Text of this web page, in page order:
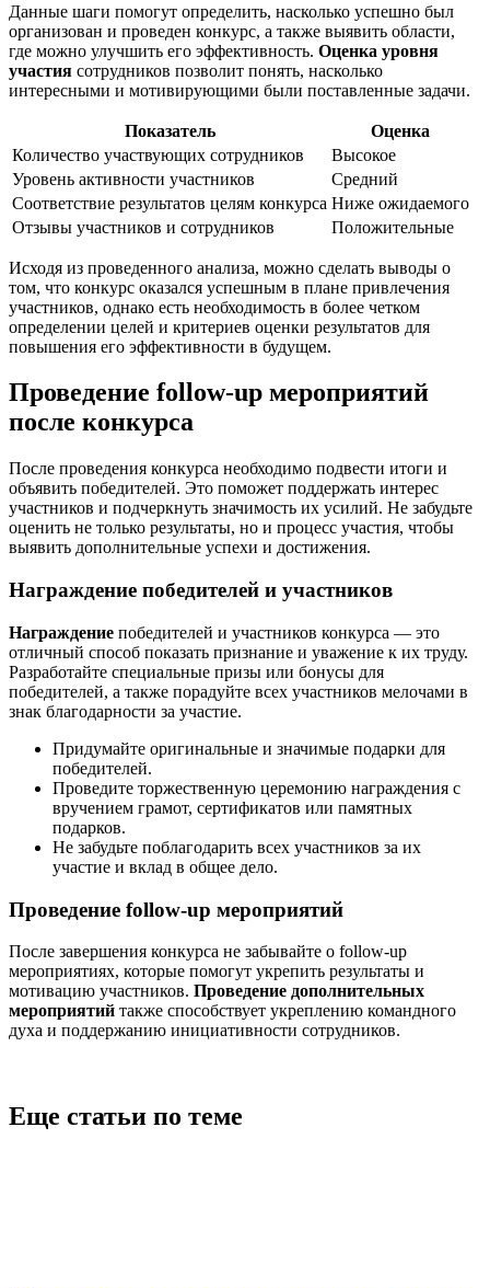
Данные шаги помогут определить, насколько успешно был
организован и проведен конкурс, а также выявить области,
где можно улучшить его эффективность. Оценка уровня
участия сотрудников позволит понять, насколько
интересными и мотивирующими были поставленные задачи.
Показатель
Оценка
Количество участвующих сотрудников
Высокое
Уровень активности участников
Средний
Соответствие результатов целям конкурса Ниже ожидаемого
Отзывы участников и сотрудников
Положительные
Исходя из проведенного анализа, можно сделать выводы о
том, что конкурс оказался успешным в плане привлечения
участников, однако есть необходимость в более четком
определении целей и критериев оценки результатов для
повышения его эффективности в будущем.
Проведение follow-up мероприятий
после конкурса
После проведения конкурса необходимо подвести итоги и
объявить победителей. Это поможет поддержать интерес
участников и подчеркнуть значимость их усилий. Не забудьте
оценить не только результаты, но и процесс участия, чтобы
выявить дополнительные успехи и достижения.
Награждение победителей и участников
Награждение победителей и участников конкурса — это
отличный способ показать признание и уважение к их труду.
Разработайте специальные призы или бонусы для
победителей, а также порадуйте всех участников мелочами в
знак благодарности за участие.
Придумайте оригинальные и значимые подарки для
победителей.
Проведите торжественную церемонию награждения с
вручением грамот, сертификатов или памятных
подарков.
Не забудьте поблагодарить всех участников за их
участие и вклад в общее дело.
Проведение follow-up мероприятий
После завершения конкурса не забывайте о follow-up
мероприятиях, которые помогут укрепить результаты и
мотивацию участников. Проведение дополнительных
мероприятий также способствует укреплению командного
духа и поддержанию инициативности сотрудников.
Еще статьи по теме